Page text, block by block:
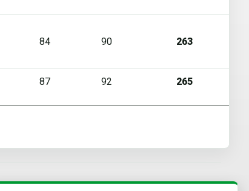
84 90 263
87 92 265